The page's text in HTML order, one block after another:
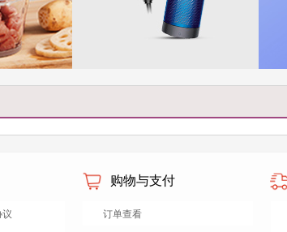
议
购物与支付
订单查看